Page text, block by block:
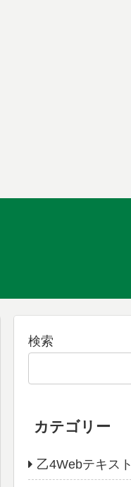
検索
カテゴリー
乙4Webテキスト